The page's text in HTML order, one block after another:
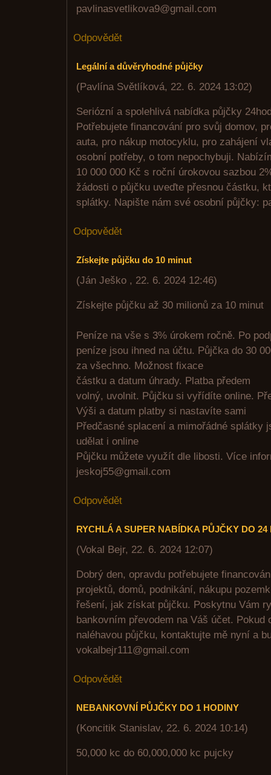
pavlinasvetlikova9@gmail.com
Odpovědět
Legální a důvěryhodné půjčky
(Pavlína Světlíková, 22. 6. 2024 13:02)
Seriózní a spolehlivá nabídka půjčky
Potřebujete financování pro svůj domov,
auta, pro nákup motocyklu, pro zahájení
osobní potřeby, o tom nepochybuji.
10 000 000 Kč s roční úrokovou sazbou
žádosti o půjčku uveďte přesnou částku,
splátky. Napište nám své osobní půjčky:
Odpovědět
Získejte půjčku do 10 minut
(Ján Ješko , 22. 6. 2024 12:46)
Získejte půjčku až 30 milionů za 10 minut
Peníze na vše s 3% úrokem ročně. Po
peníze jsou ihned na účtu. Půjčka do 30
za všechno. Možnost fixace
částku a datum úhrady. Platba předem
volný, uvolnit. Půjčku si vyřídíte online.
Výši a datum platby si nastavíte sami
Předčasné splacení a mimořádné splátky
udělat i online
Půjčku můžete využít dle libosti. Více
jeskoj55@gmail.com
Odpovědět
RYCHLÁ A SUPER NABÍDKA PŮJČKY DO 24
(Vokal Bejr, 22. 6. 2024 12:07)
Dobrý den, opravdu potřebujete
projektů, domů, podnikání, nákupu
řešení, jak získat půjčku. Poskytnu Vám
bankovním převodem na Váš účet. Pokud
naléhavou půjčku, kontaktujte mě nyní a
vokalbejr111@gmail.com
Odpovědět
NEBANKOVNÍ PŮJČKY DO 1 HODINY
(Koncitik Stanislav, 22. 6. 2024 10:14)
50,000 kc do 60,000,000 kc pujcky